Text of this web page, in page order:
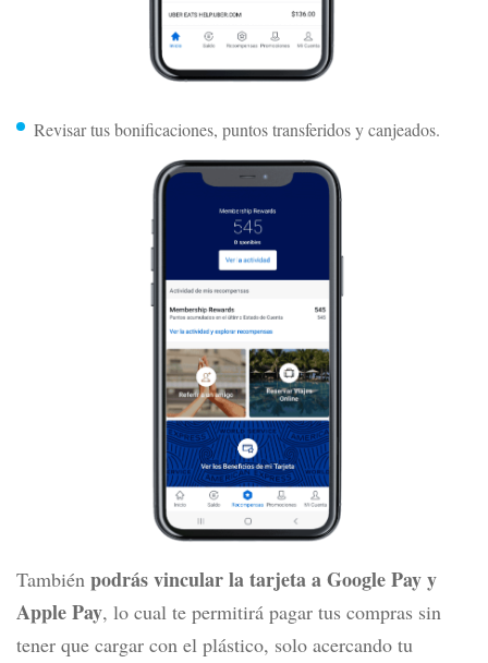
Revisar tus bonificaciones, puntos transferidos y canjeados.
También podrás vincular la tarjeta a Google Pay y
Apple Pay, lo cual te permitirá pagar tus compras sin
tener que cargar con el plástico, solo acercando tu